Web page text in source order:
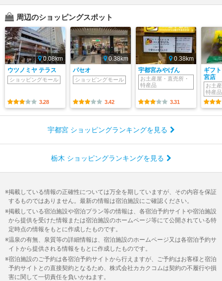
周辺のショッピングスポット
0.08km
ウツノミヤ テラス
ショッピングモール
3.28
0.38km
パセオ
ショッピングモール
3.42
0.38km
宇都宮みやげん
お土産屋・直売所・
特産品
3.31
ギフ
宮店
お土
特産品
宇都宮 ショッピングランキングを見る
栃木 ショッピングランキングを見る
掲載している情報の正確性については万全を期していますが、その内容を保証
するものではありません。最新の情報は宿泊施設にご確認ください。
掲載している宿泊施設や宿泊プラン等の情報は、各宿泊予約サイトや宿泊施設
から提供を受けた情報または宿泊施設のホームページ等にて公開されている特
定時点の情報をもとに作成したものです。
温泉の有無、泉質等の詳細情報は、宿泊施設のホームページ又は各宿泊予約サ
イトから提供される情報をもとに作成したものです。
宿泊施設のご予約は各宿泊予約サイトから行えますが、ご予約はお客様と宿泊
予約サイトとの直接契約となるため、株式会社カカクコムは契約の不履行や損
害に関して一切責任を負いかねます。